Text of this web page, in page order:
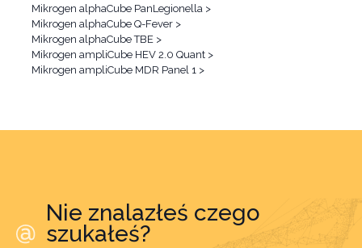
Mikrogen alphaCube PanLegionella >
Mikrogen alphaCube Q-Fever >
Mikrogen alphaCube TBE >
Mikrogen ampliCube HEV 2.0 Quant >
Mikrogen ampliCube MDR Panel 1 >
Nie znalazłeś czego
szukałeś?